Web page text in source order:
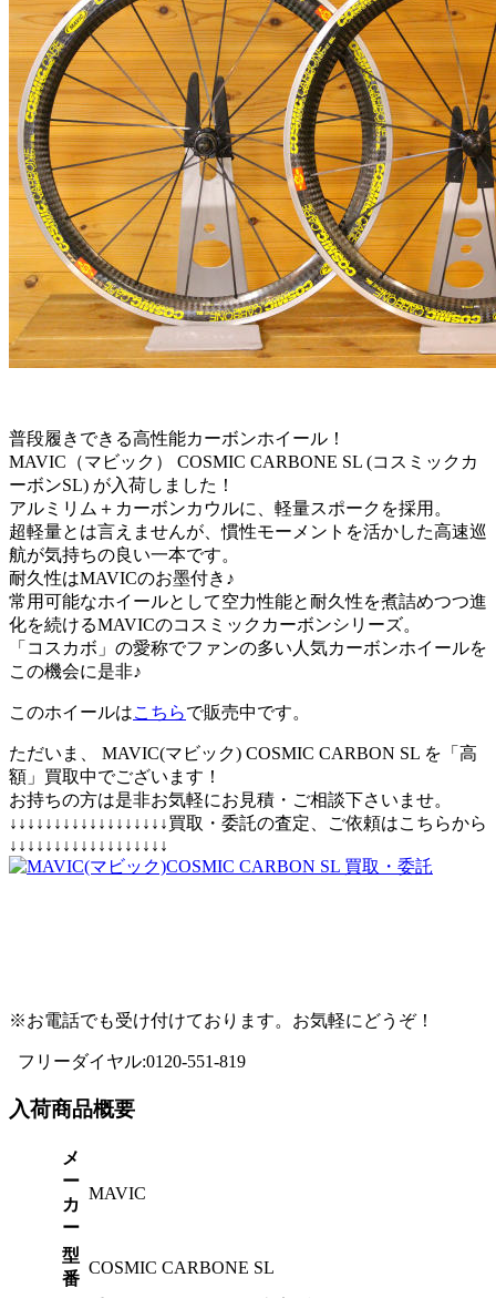
普段履きできる高性能カーボンホイール！
MAVIC（マビック） COSMIC CARBONE SL (コスミックカ
ーボンSL) が入荷しました！
アルミリム＋カーボンカウルに、軽量スポークを採用。
超軽量とは言えませんが、慣性モーメントを活かした高速巡
航が気持ちの良い一本です。
耐久性はMAVICのお墨付き♪
常用可能なホイールとして空力性能と耐久性を煮詰めつつ進
化を続けるMAVICのコスミックカーボンシリーズ。
「コスカボ」の愛称でファンの多い人気カーボンホイールを
この機会に是非♪
このホイールはこちらで販売中です。
ただいま、 MAVIC(マビック) COSMIC CARBON SL を「高
額」買取中でございます！
お持ちの方は是非お気軽にお見積・ご相談下さいませ。
↓↓↓↓↓↓↓↓↓↓↓↓↓↓↓↓↓↓買取・委託の査定、ご依頼はこちらから
↓↓↓↓↓↓↓↓↓↓↓↓↓↓↓↓↓↓
※お電話でも受け付けております。お気軽にどうぞ！
フリーダイヤル:0120-551-819
入荷商品概要
メ
ー
カ
ー
MAVIC
型
番
COSMIC CARBONE SL